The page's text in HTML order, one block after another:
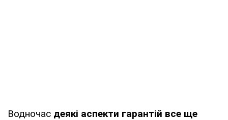
Водночас деякі аспекти гарантій все ще